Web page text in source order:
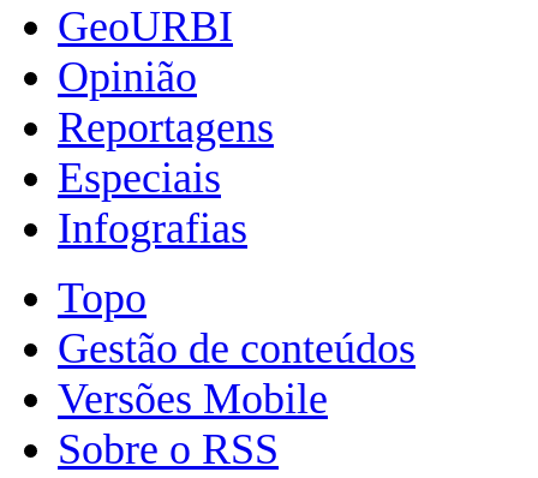
GeoURBI
Opinião
Reportagens
Especiais
Infografias
Topo
Gestão de conteúdos
Versões Mobile
Sobre o RSS